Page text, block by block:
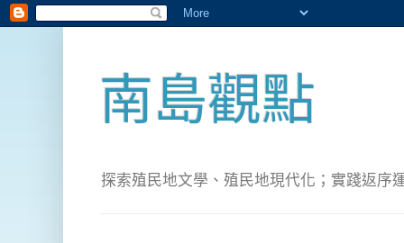
南島觀點
探索殖民地文學、殖民地現代化；實踐返序